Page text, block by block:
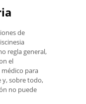
de
regla general,
el
para
sobre todo,
no puede